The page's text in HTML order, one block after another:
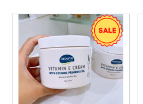
Original
59,000 Ks.
Current
price
is:
44,000 Ks.